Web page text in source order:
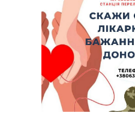
У Черкаському
електростанцію за
У Київській області
фронті жителем
У Черкасах містяни
вирізані дерева
обіцяє масштабне
Провокував конфлікт